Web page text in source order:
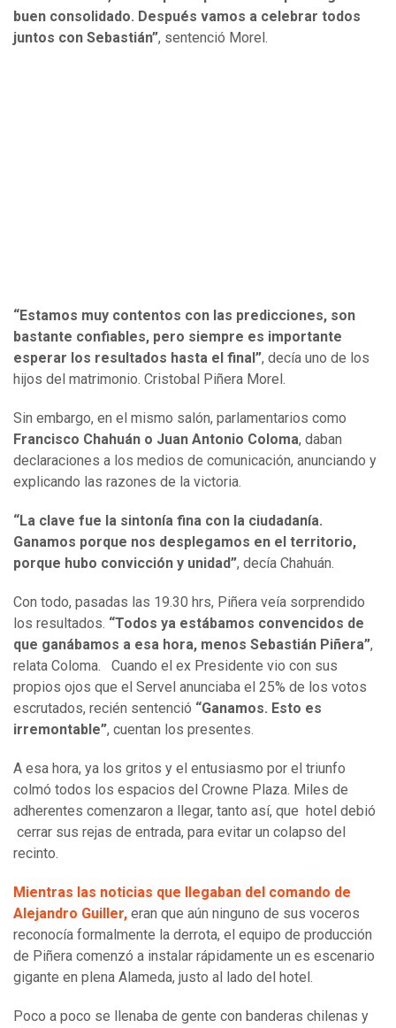
buen consolidado. Después vamos a celebrar todos
juntos con Sebastián”, sentenció Morel.
“Estamos muy contentos con las predicciones, son
bastante confiables, pero siempre es importante
esperar los resultados hasta el final”, decía uno de los
hijos del matrimonio. Cristobal Piñera Morel.
Sin embargo, en el mismo salón, parlamentarios como
Francisco Chahuán o Juan Antonio Coloma, daban
declaraciones a los medios de comunicación, anunciando y
explicando las razones de la victoria.
“La clave fue la sintonía fina con la ciudadanía.
Ganamos porque nos desplegamos en el territorio,
porque hubo convicción y unidad”, decía Chahuán.
Con todo, pasadas las 19.30 hrs, Piñera veía sorprendido
los resultados. “Todos ya estábamos convencidos de
que ganábamos a esa hora, menos Sebastián Piñera”,
relata Coloma. Cuando el ex Presidente vio con sus
propios ojos que el Servel anunciaba el 25% de los votos
escrutados, recién sentenció “Ganamos. Esto es
irremontable”, cuentan los presentes.
A esa hora, ya los gritos y el entusiasmo por el triunfo
colmó todos los espacios del Crowne Plaza. Miles de
adherentes comenzaron a llegar, tanto así, que hotel debió
cerrar sus rejas de entrada, para evitar un colapso del
recinto.
Mientras las noticias que llegaban del comando de
Alejandro Guiller, eran que aún ninguno de sus voceros
reconocía formalmente la derrota, el equipo de producción
de Piñera comenzó a instalar rápidamente un es escenario
gigante en plena Alameda, justo al lado del hotel.
Poco a poco se llenaba de gente con banderas chilenas y